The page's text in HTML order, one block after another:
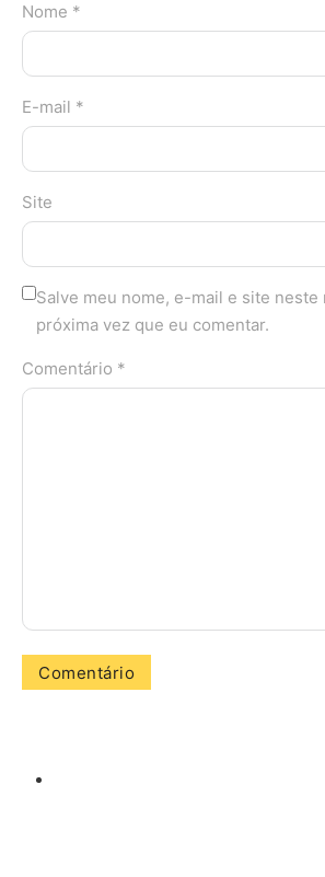
Nome *
E-mail *
Site
Salve meu nome, e-mail e site neste
próxima vez que eu comentar.
Comentário *